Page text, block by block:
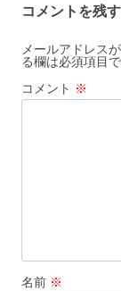
ビ
ゲ
ー
シ
コメントを残す
メールアドレス
る欄は必須項目
コメント ※
名前 ※